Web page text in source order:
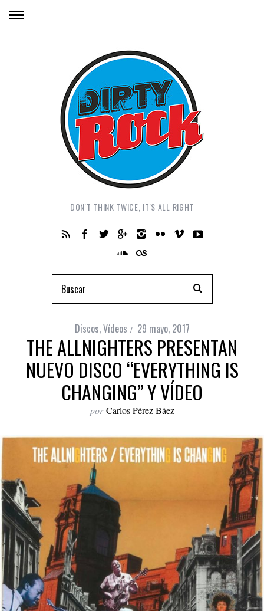
DON'T THINK TWICE, IT'S ALL RIGHT
Discos,Vídeos 29 mayo, 2017
THE ALLNIGHTERS PRESENTAN
NUEVO DISCO “EVERYTHING IS
CHANGING” Y VÍDEO
por Carlos Pérez Báez